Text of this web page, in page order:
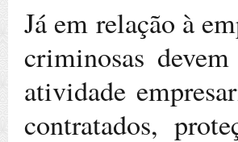
Já em relação à
criminosas
atividade
contratados,